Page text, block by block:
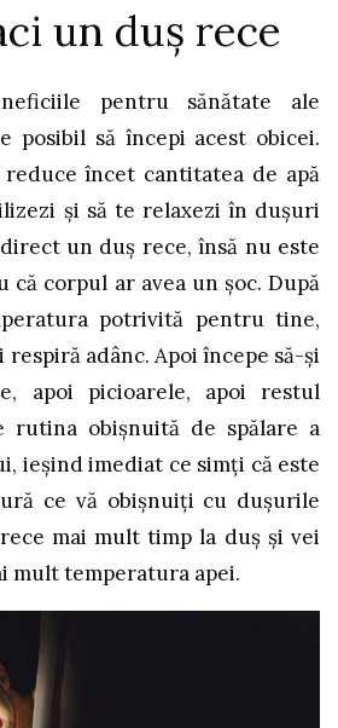
un duș rece
pentru sănătate ale
posibil să începi acest obicei.
încet cantitatea de apă
și să te relaxezi în dușuri
un duș rece, însă nu este
că corpul ar avea un șoc. După
potrivită pentru tine,
adânc. Apoi începe să-și
apoi picioarele, apoi restul
rutina obișnuită de spălare a
ieșind imediat ce simți că este
ce vă obișnuiți cu dușurile
mai mult timp la duș și vei
mult temperatura apei.